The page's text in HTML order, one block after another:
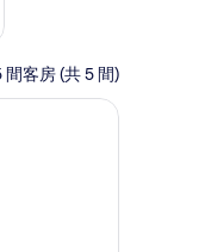
間客房 (共 5 間)
光布/窗簾、隔音、免費無